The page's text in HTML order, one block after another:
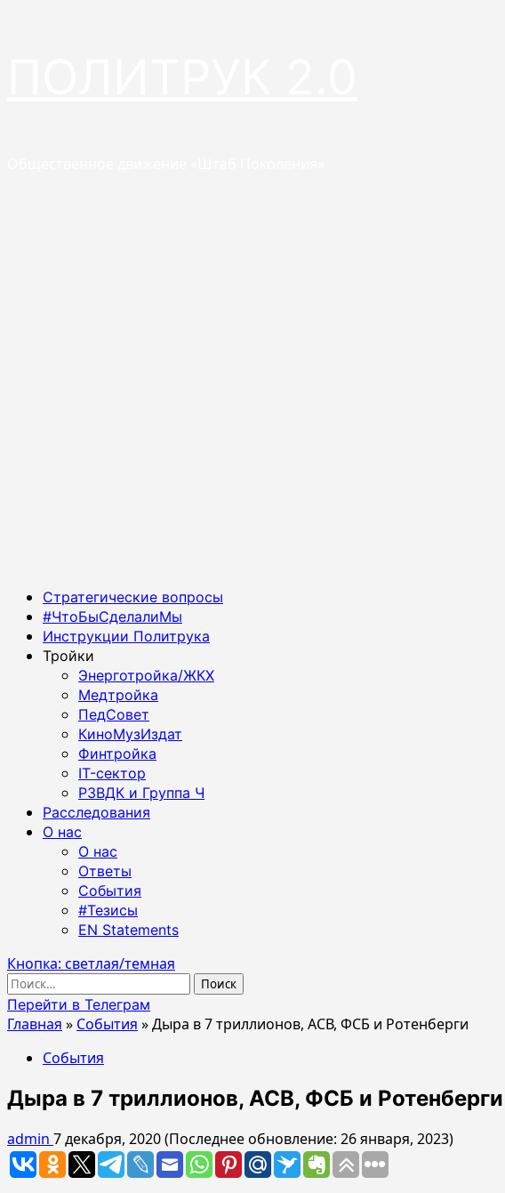
Основное
меню
Стратегические вопросы
#ЧтоБыСделалиМы
Инструкции Политрука
Тройки
Энерготройка/ЖКХ
Медтройка
ПедСовет
КиноМузИздат
Финтройка
IT-сектор
РЗВДК и Группа Ч
Расследования
О нас
О нас
Ответы
События
#Тезисы
EN Statements
Кнопка: светлая/темная
Найти:
Перейти в Телеграм
Главная » События »Дыра в 7 триллионов, АСВ, ФСБ и Ротенберги
События
Дыра в 7 триллионов, АСВ, ФСБ и Ротенберги
admin 7 декабря, 2020 (Последнее обновление: 26 января, 2023)